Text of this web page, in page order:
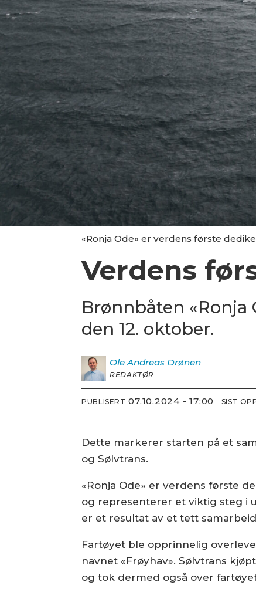
«Ronja Ode» er verdens første
Verdens
Brønnbåten «Ronja
den 12. oktober.
Ole Andreas Drønen
REDAKTØR
PUBLISERT 07.10.2024 - 17:00 SIST
Dette markerer starten på et
og Sølvtrans.
«Ronja Ode» er verdens første
og representerer et viktig steg i
er et resultat av et tett
Fartøyet ble opprinnelig
navnet «Frøyhav». Sølvtrans
og tok dermed også over